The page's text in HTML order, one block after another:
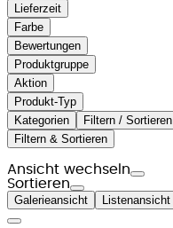
Lieferzeit
Farbe
Bewertungen
Produktgruppe
Aktion
Produkt-Typ
Kategorien
Filtern / Sortieren
Filtern & Sortieren
Ansicht wechseln
Sortieren
Galerieansicht Listenansicht